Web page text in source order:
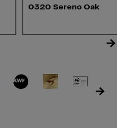
0320 Sereno Oak